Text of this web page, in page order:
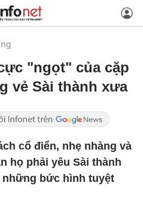
"ngọt" của cặp
vẻ Sài thành xưa
cổ điển, nhẹ nhàng và
họ phải yêu Sài thành
bức hình tuyệt